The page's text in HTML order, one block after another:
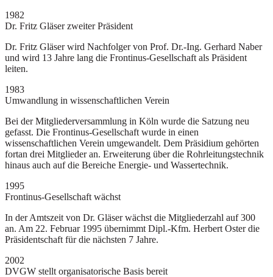
1982
Dr. Fritz Gläser zweiter Präsident
Dr. Fritz Gläser wird Nachfolger von Prof. Dr.-Ing. Gerhard Naber
und wird 13 Jahre lang die Frontinus-Gesellschaft als Präsident
leiten.
1983
Umwandlung in wissenschaftlichen Verein
Bei der Mitgliederversammlung in Köln wurde die Satzung neu
gefasst. Die Frontinus-Gesellschaft wurde in einen
wissenschaftlichen Verein umgewandelt. Dem Präsidium gehörten
fortan drei Mitglieder an. Erweiterung über die Rohrleitungstechnik
hinaus auch auf die Bereiche Energie- und Wassertechnik.
1995
Frontinus-Gesellschaft wächst
In der Amtszeit von Dr. Gläser wächst die Mitgliederzahl auf 300
an. Am 22. Februar 1995 übernimmt Dipl.-Kfm. Herbert Oster die
Präsidentschaft für die nächsten 7 Jahre.
2002
DVGW stellt organisatorische Basis bereit